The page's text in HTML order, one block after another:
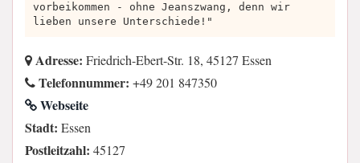
vorbeikommen - ohne Jeanszwang, denn wir
lieben unsere Unterschiede!"
Adresse: Friedrich-Ebert-Str. 18, 45127 Essen
Telefonnummer: +49 201 847350
Webseite
Stadt: Essen
Postleitzahl: 45127